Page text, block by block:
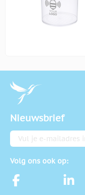
Nieuwsbrief
E-mailadres
Volg ons ook op: